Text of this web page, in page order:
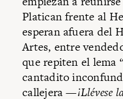
Platican frente al
esperan afuera del
Artes, entre
que repiten el lema
cantadito
callejera —¡Llévese